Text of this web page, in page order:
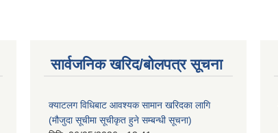
सार्वजनिक खरिद/बोलपत्र सूचना
क्याटलग विधिबाट आवश्यक सामान खरिदका लागि
(मौजुदा सूचीमा सूचीकृत हुने सम्बन्धी सूचना)